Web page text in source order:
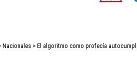
Nacionales > El algoritmo como profecía